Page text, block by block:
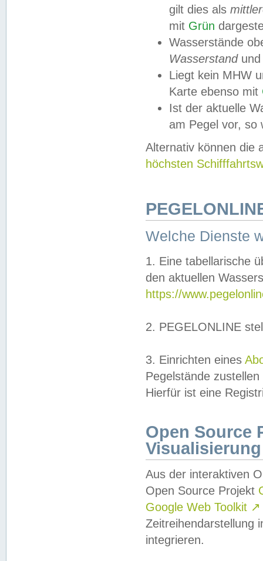
gilt dies als
mit Grün
Wasserstände
Wasserstandund
Liegt kein MHW
Karte ebenso mit
Ist der aktuelle
am Pegel vor,
Alternativ können die
höchsten
Welche Dienste
1. Eine tabellarische
den aktuellen
https://
2. PEGELONLINE
3. Einrichten eines
Pegelstände
Hierfür ist eine
Open Source
Visualisierung
Aus der interaktiven
Open Source Projekt
Google Web Toolkit ↗
Zeitreihendarstellung
integrieren.